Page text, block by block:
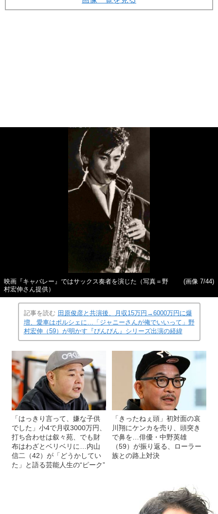
映画『キャバレー』ではサックス奏者を演じた（写真＝野
村宏伸さん提供）
(画像 7/44)
記事を読む 田原俊彦と共演後、月収15万円→6000万円に爆
増、愛車はポルシェに…「ジャニーさんが俺でいいって」野
村宏伸（59）が明かす『びんびん』シリーズ出演の経緯
「はっきり言って、嫌な子供
でした」小4で月収3000万円、
打ち合わせは叙々苑、でも財
布はわざとベリベリに…内山
信二（42）が「どうかしてい
た」と語る芸能人生の“ピーク”
「きったねぇ頭」初対面の哀
川翔にケンカを売り、頭突き
で鼻を…俳優・中野英雄
（59）が振り返る、ローラー
族との路上対決